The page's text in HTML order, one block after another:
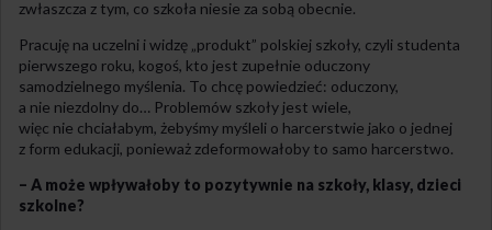
zwłaszcza z tym, co szkoła niesie za sobą obecnie.
Pracuję na uczelni i widzę „produkt” polskiej szkoły, czyli studenta
pierwszego roku, kogoś, kto jest zupełnie oduczony
samodzielnego myślenia. To chcę powiedzieć: oduczony,
a nie niezdolny do… Problemów szkoły jest wiele,
więc nie chciałabym, żebyśmy myśleli o harcerstwie jako o jednej
z form edukacji, ponieważ zdeformowałoby to samo harcerstwo.
– A może wpływałoby to pozytywnie na szkoły, klasy, dzieci
szkolne?